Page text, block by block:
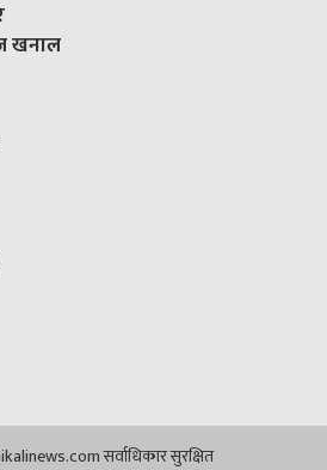
खनाल
सर्वाधिकार सुरक्षित